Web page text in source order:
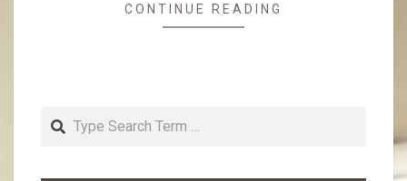
CONTINUE READING
Search